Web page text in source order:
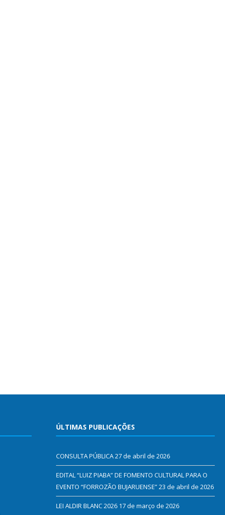
ÚLTIMAS PUBLICAÇÕES
CONSULTA PÚBLICA27 de abril de 2026
EDITAL “LUIZ PIABA” DE FOMENTO CULTURAL PARA O
EVENTO “FORROZÃO BUJARUENSE”23 de abril de 2026
LEI ALDIR BLANC 2026 17 de março de 2026